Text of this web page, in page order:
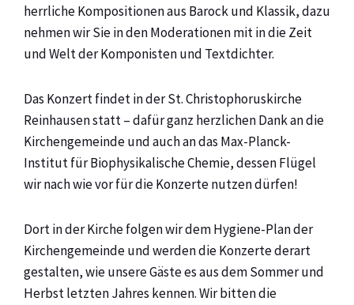
herrliche Kompositionen aus Barock und Klassik, dazu
nehmen wir Sie in den Moderationen mit in die Zeit
und Welt der Komponisten und Textdichter.
Das Konzert findet in der St. Christophoruskirche
Reinhausen statt – dafür ganz herzlichen Dank an die
Kirchengemeinde und auch an das Max-Planck-
Institut für Biophysikalische Chemie, dessen Flügel
wir nach wie vor für die Konzerte nutzen dürfen!
Dort in der Kirche folgen wir dem Hygiene-Plan der
Kirchengemeinde und werden die Konzerte derart
gestalten, wie unsere Gäste es aus dem Sommer und
Herbst letzten Jahres kennen. Wir bitten die